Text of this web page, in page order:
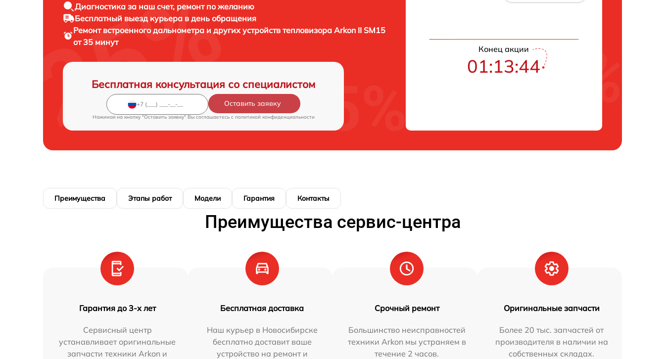
Диагностика за наш счет, ремонт по желанию
Бесплатный выезд курьера в день обращения
Ремонт встроенного дальнометра и других устройств тепловизораArkon II SM15
от 35 минут
Бесплатная консультация со специалистом
Оставить заявку
Нажимая на кнопку "Оставить заявку" Вы соглашаетесь c политикой конфиденциальности
Конец акции
01:13:43
Преимущества Этапы работ Модели Гарантия Контакты
Преимущества сервис-центра
Гарантия до 3-х лет
Сервисный центр
устанавливает оригинальные
запчасти техники Arkon и
Бесплатная доставка
Наш курьер в Новосибирске
бесплатно доставит ваше
устройство на ремонт и
Срочный ремонт
Большинство неисправностей
техники Arkon мы устраняем в
течение 2 часов.
Оригинальные запчасти
Более 20 тыс. запчастей от
производителя в наличии на
собственных складах.